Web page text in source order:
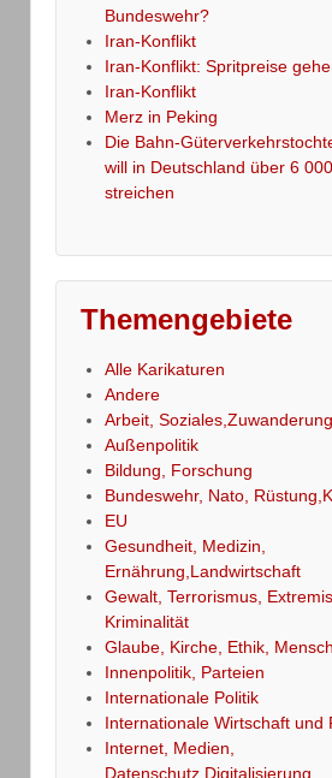
Bundeswehr?
Iran-Konflikt
Iran-Konflikt: Spritpreise
Iran-Konflikt
Merz in Peking
Die Bahn-
will in Deutschland über 6
streichen
Themengebiete
Alle Karikaturen
Andere
Arbeit, Soziales,Zuwanderung
Außenpolitik
Bildung, Forschung
Bundeswehr, Nato,
EU
Gesundheit, Medizin,
Ernährung,Landwirtschaft
Gewalt, Terrorismus,
Kriminalität
Glaube, Kirche, Ethik,
Innenpolitik, Parteien
Internationale Politik
Internationale Wirtschaft und
Internet, Medien,
Datenschutz,Digitalisierung